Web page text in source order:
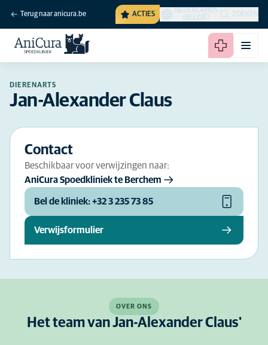
Terug naar anicura.be ACTIES
NEDERLANDS
(BELGIË)
ZOEKEN
DIERENARTS
Jan-Alexander Claus
Contact
Beschikbaar voor verwijzingen naar:
AniCura Spoedkliniek te Berchem
Bel de kliniek: +32 3 235 73 85
Verwijsformulier
OVER ONS
Het team van Jan-Alexander Claus'